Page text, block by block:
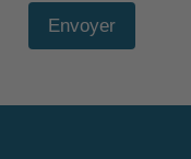
Envoyer